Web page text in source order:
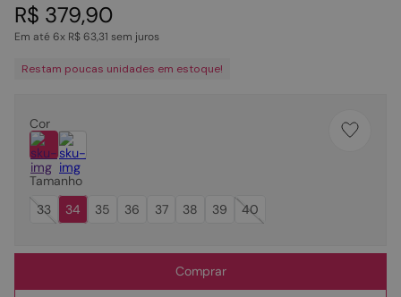
R$ 379,90
Em até6x R$63,31 sem juros
Restam poucas unidades em estoque!
Cor
Tamanho
33
34 35 36 37 38 39 40
Comprar